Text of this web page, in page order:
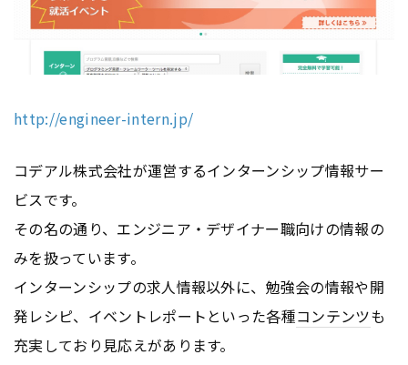
http://engineer-intern.jp/
コデアル株式会社が運営するインターンシップ情報サー
ビスです。
その名の通り、エンジニア・デザイナー職向けの情報の
みを扱っています。
インターンシップの求人情報以外に、勉強会の情報や開
発レシピ、イベントレポートといった各種コンテンツも
充実しており見応えがあります。